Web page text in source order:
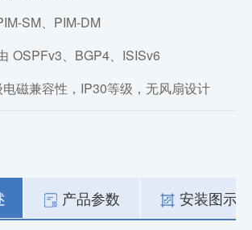
SM、PIM-DM
OSPFv3、BGP4、ISISv6
磁兼容性，IP30等级，无风扇设计
产品参数 安装图示